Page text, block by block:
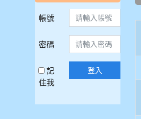
帳號
密碼
記
住我
登入